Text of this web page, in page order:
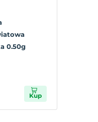
0.50g
Kup